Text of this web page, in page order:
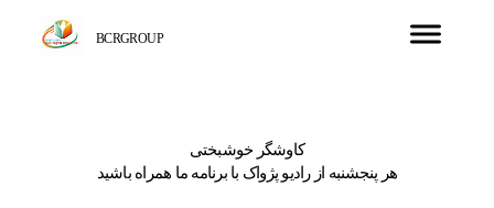
BCRGROUP
کاوشگر خوشبختی
هر پنجشنبه از رادیو پژواک با برنامه ما همراه باشید